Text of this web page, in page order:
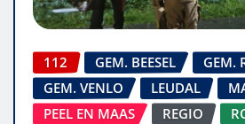
112 GEM. BEESEL
GEM.
GEM. VENLO
LEUDAL
PEEL EN MAAS
REGIO